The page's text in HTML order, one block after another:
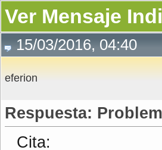
Ver Mensaje
15/03/2016, 04:40
eferion
Respuesta:
Cita: